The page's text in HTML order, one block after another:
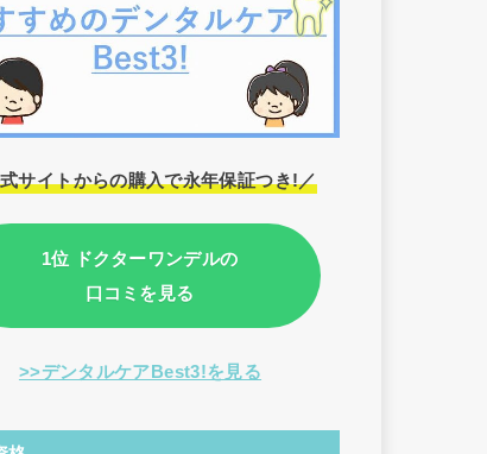
サイトからの購入で永年保証つき!／
1位 ドクターワンデルの
口コミを見る
>>デンタルケアBest3!を見る